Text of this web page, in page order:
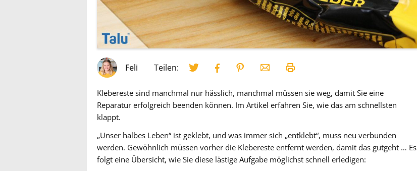
Feli Teilen:
Klebereste sind manchmal nur hässlich, manchmal müssen sie weg, damit Sie eine
Reparatur erfolgreich beenden können. Im Artikel erfahren Sie, wie das am schnellsten
klappt.
„Unser halbes Leben“ ist geklebt, und was immer sich „entklebt“, muss neu verbunden
werden. Gewöhnlich müssen vorher die Klebereste entfernt werden, damit das gutgeht … Es
folgt eine Übersicht, wie Sie diese lästige Aufgabe möglichst schnell erledigen: